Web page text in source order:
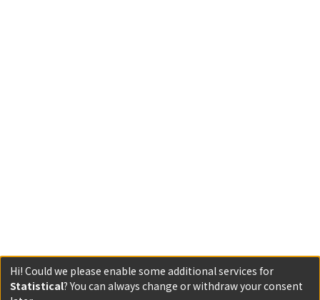
Powered by DSpace and JAIRO Crawler-List
Hi! Could we please enable some additional services for
Statistical? You can always change or withdraw your consent